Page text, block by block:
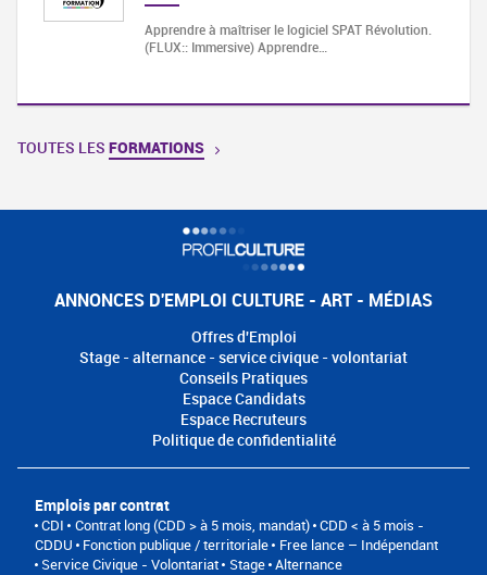
Apprendre à maîtriser le logiciel SPAT Révolution.
(FLUX:: Immersive) Apprendre…
TOUTES LES FORMATIONS
ANNONCES D'EMPLOI CULTURE - ART - MÉDIAS
Offres d'Emploi
Stage - alternance - service civique - volontariat
Conseils Pratiques
Espace Candidats
Espace Recruteurs
Politique de confidentialité
Emplois par contrat
CDI Contrat long (CDD > à 5 mois, mandat) CDD < à 5 mois -
CDDU
Fonction publique / territoriale
Free lance – Indépendant
Service Civique - Volontariat
Stage Alternance